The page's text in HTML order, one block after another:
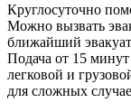
Круглосуточно
Можно вызвать
ближайший
Подача от 15
легковой и
для сложных